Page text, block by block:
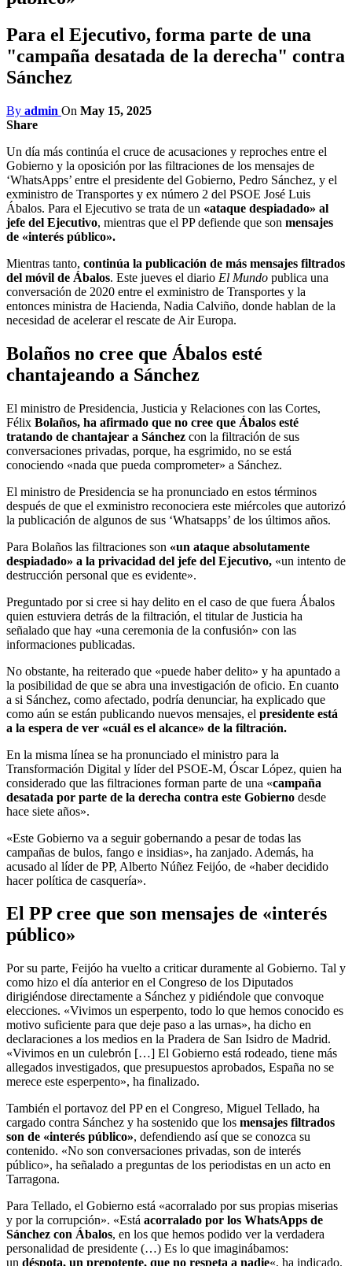
Para el Ejecutivo, forma parte de una
"campaña desatada de la derecha" contra
Sánchez
By admin On May 15, 2025
Share
Un día más continúa el cruce de acusaciones y reproches entre el
Gobierno y la oposición por las filtraciones de los mensajes de
‘WhatsApps’ entre el presidente del Gobierno, Pedro Sánchez, y el
exministro de Transportes y ex número 2 del PSOE José Luis
Ábalos. Para el Ejecutivo se trata de un «ataque despiadado» al
jefe del Ejecutivo, mientras que el PP defiende que son mensajes
de «interés público».
Mientras tanto, continúa la publicación de más mensajes filtrados
del móvil de Ábalos. Este jueves el diario El Mundo publica una
conversación de 2020 entre el exministro de Transportes y la
entonces ministra de Hacienda, Nadia Calviño, donde hablan de la
necesidad de acelerar el rescate de Air Europa.
Bolaños no cree que Ábalos esté
chantajeando a Sánchez
El ministro de Presidencia, Justicia y Relaciones con las Cortes,
Félix Bolaños, ha afirmado que no cree que Ábalos esté
tratando de chantajear a Sánchez con la filtración de sus
conversaciones privadas, porque, ha esgrimido, no se está
conociendo «nada que pueda comprometer» a Sánchez.
El ministro de Presidencia se ha pronunciado en estos términos
después de que el exministro reconociera este miércoles que autorizó
la publicación de algunos de sus ‘Whatsapps’ de los últimos años.
Para Bolaños las filtraciones son «un ataque absolutamente
despiadado» a la privacidad del jefe del Ejecutivo, «un intento de
destrucción personal que es evidente».
Preguntado por si cree si hay delito en el caso de que fuera Ábalos
quien estuviera detrás de la filtración, el titular de Justicia ha
señalado que hay «una ceremonia de la confusión» con las
informaciones publicadas.
No obstante, ha reiterado que «puede haber delito» y ha apuntado a
la posibilidad de que se abra una investigación de oficio. En cuanto
a si Sánchez, como afectado, podría denunciar, ha explicado que
como aún se están publicando nuevos mensajes, el presidente está
a la espera de ver «cuál es el alcance» de la filtración.
En la misma línea se ha pronunciado el ministro para la
Transformación Digital y líder del PSOE-M, Óscar López, quien ha
considerado que las filtraciones forman parte de una «campaña
desatada por parte de la derecha contra este Gobierno desde
hace siete años».
«Este Gobierno va a seguir gobernando a pesar de todas las
campañas de bulos, fango e insidias», ha zanjado. Además, ha
acusado al líder de PP, Alberto Núñez Feijóo, de «haber decidido
hacer política de casquería».
El PP cree que son mensajes de «interés
público»
Por su parte, Feijóo ha vuelto a criticar duramente al Gobierno. Tal y
como hizo el día anterior en el Congreso de los Diputados
dirigiéndose directamente a Sánchez y pidiéndole que convoque
elecciones. «Vivimos un esperpento, todo lo que hemos conocido es
motivo suficiente para que deje paso a las urnas», ha dicho en
declaraciones a los medios en la Pradera de San Isidro de Madrid.
«Vivimos en un culebrón […] El Gobierno está rodeado, tiene más
allegados investigados, que presupuestos aprobados, España no se
merece este esperpento», ha finalizado.
También el portavoz del PP en el Congreso, Miguel Tellado, ha
cargado contra Sánchez y ha sostenido que los mensajes filtrados
son de «interés público», defendiendo así que se conozca su
contenido. «No son conversaciones privadas, son de interés
público», ha señalado a preguntas de los periodistas en un acto en
Tarragona.
Para Tellado, el Gobierno está «acorralado por sus propias miserias
y por la corrupción». «Está acorralado por los WhatsApps de
Sánchez con Ábalos, en los que hemos podido ver la verdadera
personalidad de presidente (…) Es lo que imaginábamos:
un déspota, un prepotente, que no respeta a nadie«, ha indicado.